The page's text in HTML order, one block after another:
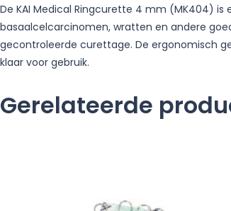
De KAI Medical Ringcurette 4 mm (MK404)
basaalcelcarcinomen, wratten en andere
gecontroleerde curettage. De ergonomisch
klaar voor gebruik.
Gerelateerde